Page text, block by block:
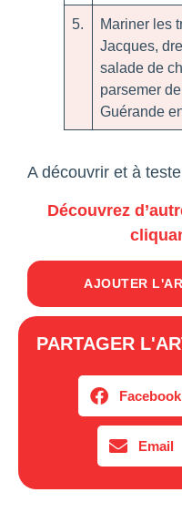
5.
Mariner les
Jacques,
salade de
parsemer
Guérande
A découvrir et à
Découvrez
AJOUTER
PARTAGER
Facebook
Email